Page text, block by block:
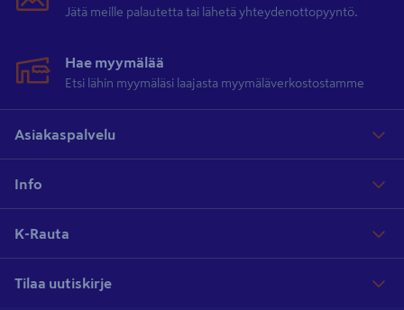
Jätä meille palautetta tai lähetä yhteydenottopyyntö.
Hae myymälää
Etsi lähin myymäläsi laajasta myymäläverkostostamme
Asiakaspalvelu
Info
K-Rauta
Tilaa uutiskirje